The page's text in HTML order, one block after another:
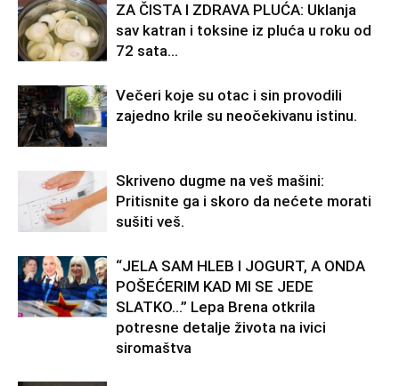
ZA ČISTA I ZDRAVA PLUĆA: Uklanja
sav katran i toksine iz pluća u roku od
72 sata…
Večeri koje su otac i sin provodili
zajedno krile su neočekivanu istinu.
Skriveno dugme na veš mašini:
Pritisnite ga i skoro da nećete morati
sušiti veš.
“JELA SAM HLEB I JOGURT, A ONDA
POŠEĆERIM KAD MI SE JEDE
SLATKO…” Lepa Brena otkrila
potresne detalje života na ivici
siromaštva